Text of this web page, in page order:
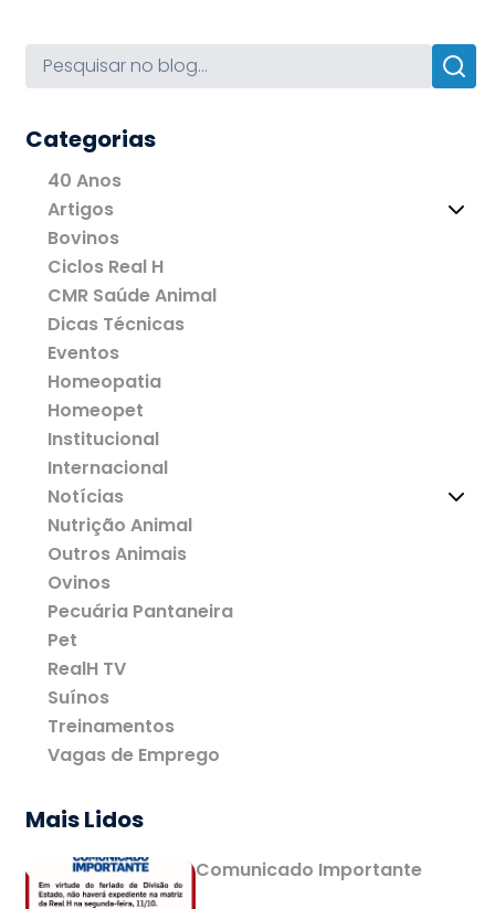
Categorias
40 Anos
Artigos
Bovinos
Ciclos Real H
CMR Saúde Animal
Dicas Técnicas
Eventos
Homeopatia
Homeopet
Institucional
Internacional
Notícias
Nutrição Animal
Outros Animais
Ovinos
Pecuária Pantaneira
Pet
RealH TV
Suínos
Treinamentos
Vagas de Emprego
Mais Lidos
Comunicado Importante